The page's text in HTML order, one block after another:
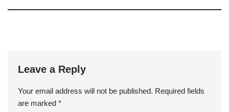
Leave a Reply
Your email address will not be published. Required fields
are marked *